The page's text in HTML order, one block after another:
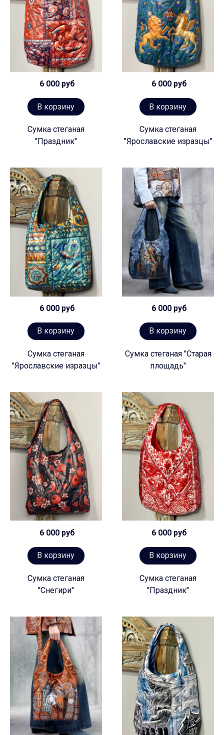
6 000 руб
В корзину
Сумка стеганая
"Праздник"
6 000 руб
В корзину
Сумка стеганая
"Ярославские изразцы"
6 000 руб
В корзину
Сумка стеганая
"Ярославские изразцы"
6 000 руб
В корзину
Сумка стеганая "Старая
площадь"
6 000 руб
В корзину
Сумка стеганая
"Снегири"
6 000 руб
В корзину
Сумка стеганая
"Праздник"